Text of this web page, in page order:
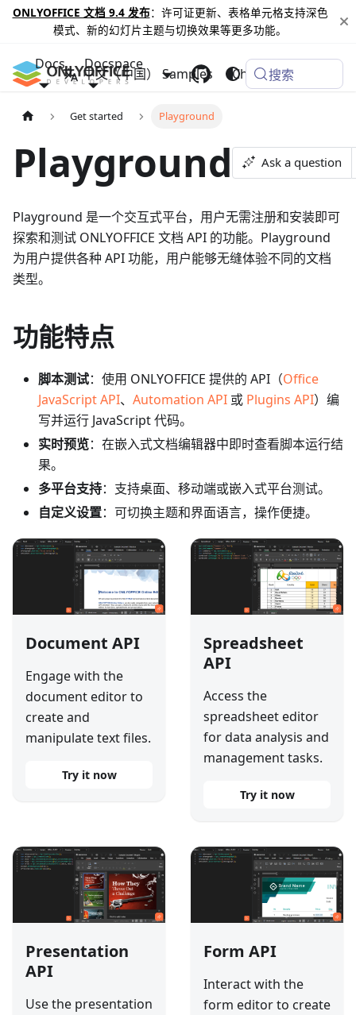
ONLYOFFICE 文档 9.4 发布：许可证更新、表格单元格支持深色
模式、新的幻灯片主题与切换效果等更多功能。
Docs Docspace
Samples Changelog
中文（中国） 搜索
Get started Playground
Playground Ask a question
Playground 是一个交互式平台，用户无需注册和安装即可
探索和测试 ONLYOFFICE 文档 API 的功能。Playground
为用户提供各种 API 功能，用户能够无缝体验不同的文档
类型。
功能特点
脚本测试：使用 ONLYOFFICE 提供的 API（Office
JavaScript API、 Automation API 或 Plugins API）编
写并运行 JavaScript 代码。
实时预览：在嵌入式文档编辑器中即时查看脚本运行结
果。
多平台支持：支持桌面、移动端或嵌入式平台测试。
自定义设置：可切换主题和界面语言，操作便捷。
Document API
Engage with the
document editor to
create and
manipulate text files.
Try it now
Spreadsheet
API
Access the
spreadsheet editor
for data analysis and
management tasks.
Try it now
Presentation
API
Use the presentation
Form API
Interact with the
form editor to create